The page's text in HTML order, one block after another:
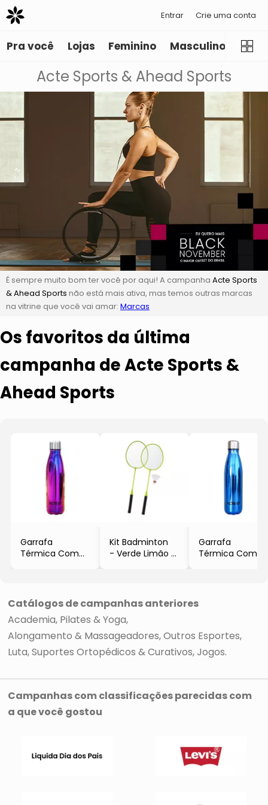
Entrar Crie uma conta
Pra você Lojas Feminino Masculino
Acte Sports & Ahead Sports
É sempre muito bom ter você por aqui! A campanha Acte Sports
& Ahead Sports não está mais ativa, mas temos outras marcas
na vitrine que você vai amar: Marcas
Os favoritos da última
campanha de Acte Sports &
Ahead Sports
Garrafa
Térmica Com
- Acte
Kit Badminton
- Verde Limão &
Garrafa
Térmica Com
Catálogos de campanhas anteriores
Academia Pilates & Yoga
Alongamento & Massageadores Outros Esportes
Luta Suportes Ortopédicos & Curativos Jogos
Campanhas com classificações parecidas com
a que você gostou